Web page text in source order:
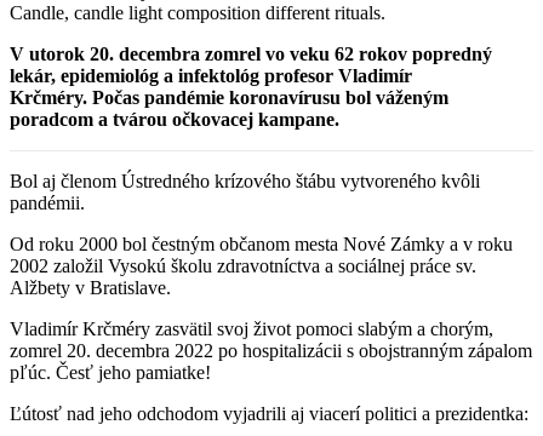
Candle, candle light composition different rituals.
V utorok 20. decembra zomrel vo veku 62 rokov popredný
lekár, epidemiológ a infektológ profesor Vladimír
Krčméry. Počas pandémie koronavírusu bol váženým
poradcom a tvárou očkovacej kampane.
Bol aj členom Ústredného krízového štábu vytvoreného kvôli
pandémii.
Od roku 2000 bol čestným občanom mesta Nové Zámky a v roku
2002 založil Vysokú školu zdravotníctva a sociálnej práce sv.
Alžbety v Bratislave.
Vladimír Krčméry zasvätil svoj život pomoci slabým a chorým,
zomrel 20. decembra 2022 po hospitalizácii s obojstranným zápalom
pľúc. Česť jeho pamiatke!
Ľútosť nad jeho odchodom vyjadrili aj viacerí politici a prezidentka: